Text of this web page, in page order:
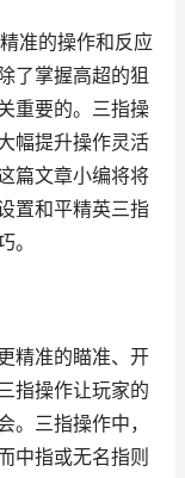
准的操作和反应
了掌握高超的狙
重要的。三指操
幅提升操作灵活
篇文章小编将将
置和平精英三指
。
精准的瞄准、开
指操作让玩家的
。三指操作中，
中指或无名指则